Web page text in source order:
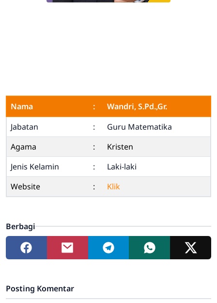
Nama :
Wandri, S.Pd.,Gr.
Jabatan
:
Guru Matematika
Agama
:
Kristen
Jenis Kelamin
:
Laki-laki
Website
: Klik
Berbagi
Posting Komentar